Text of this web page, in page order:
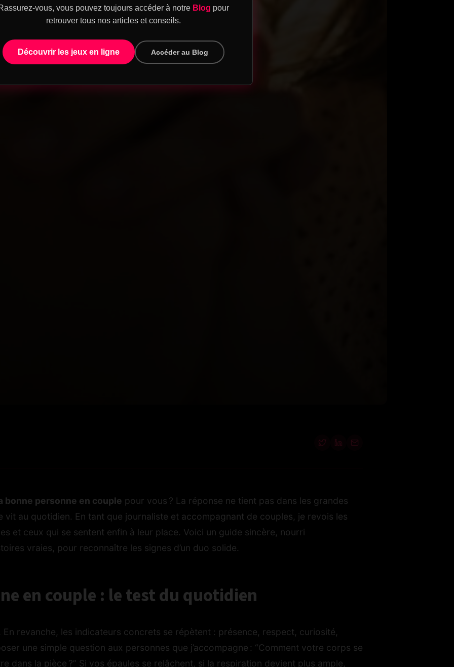
bonne personne en couple pour vous ? La réponse ne tient pas dans les grandes
vit au quotidien. En tant que journaliste et accompagnant de couples, je revois les
et ceux qui se sentent enfin à leur place. Voici un guide sincère, nourri
vraies, pour reconnaître les signes d’un duo solide.
en couple : le test du quotidien
En revanche, les indicateurs concrets se répètent : présence, respect, curiosité,
une simple question aux personnes que j’accompagne : “Comment votre corps se
dans la pièce ?” Si vos épaules se relâchent, si la respiration devient plus ample,
vous, vous pouvez toujours accéder à notre Blog pour
retrouver tous nos articles et conseils.
Découvrir les jeux en ligne Accéder au Blog